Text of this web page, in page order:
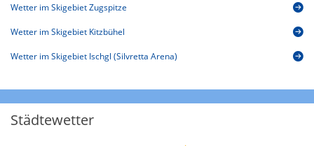
Wetter im Skigebiet Zugspitze
Wetter im Skigebiet Kitzbühel
Wetter im Skigebiet Ischgl (Silvretta Arena)
Städtewetter